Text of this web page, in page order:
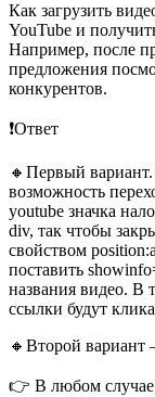
Как загрузить
YouTube и
Например, после
предложения
конкурентов.
❗️Ответ
🔸Первый вариант.
возможность
youtube значка
div, так чтобы
свойством
поставить
названия видео. В
ссылки будут
🔸Второй вариант
👉 В любом случае